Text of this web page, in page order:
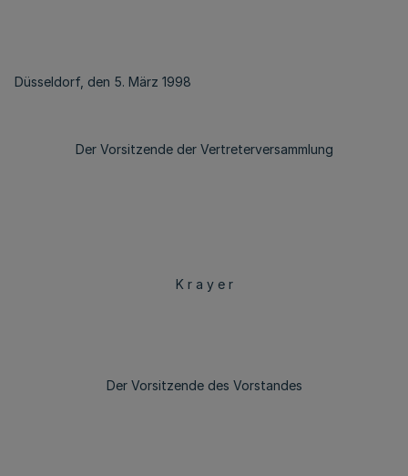
Düsseldorf, den 5. März 1998
Der Vorsitzende der Vertreterversammlung
K r a y e r
Der Vorsitzende des Vorstandes